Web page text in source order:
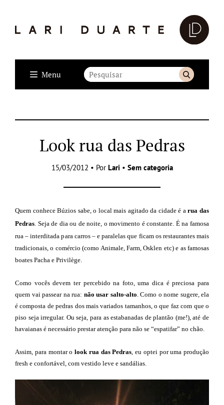
Menu
Look rua das Pedras
15/03/2012 • Por Lari • Sem categoria
Quem conhece Búzios sabe, o local mais agitado da cidade é arua das
Pedras . Seja de dia ou de noite, o movimento é constante. É na famosa
rua – interditada para carros – e paralelas que ficam os restaurantes mais
tradicionais, o comércio (como Animale, Farm, Osklen etc) e as famosas
boates Pacha e Privilège.
Como vocês devem ter percebido na foto, uma dica é preciosa para
quem vai passear na rua: não usar salto-alto . Como o nome sugere, ela
é composta de pedras dos mais variados tamanhos, o que faz com que o
piso seja irregular. Ou seja, para as estabanadas de plantão (me!), até de
havaianas é necessário prestar atenção para não se “espatifar” no chão.
Assim, para montar o look rua das Pedras , eu optei por uma produção
fresh e confortável, com vestido leve e sandálias.